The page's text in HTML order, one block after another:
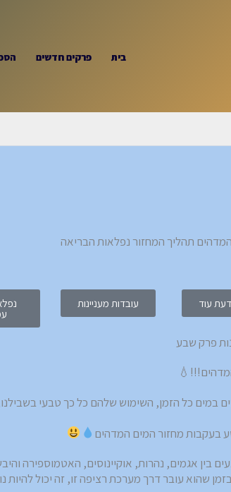
בית פרקים חדשים
עוד עובדות מעניינות
פרק שבע
במים כל הזמן, השימוש שלהם כל כך טבעי
בעקבות מחזור המים המדהים
בין אגמים, נהרות, אוקיינוסים, האטמוספירה
שהוא עובר דרך מערכת רציפה זו, זה יכול להיות